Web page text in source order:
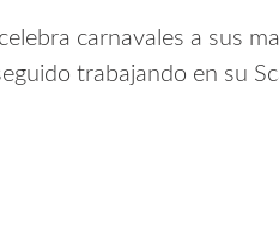
carnavales a sus
trabajando en su